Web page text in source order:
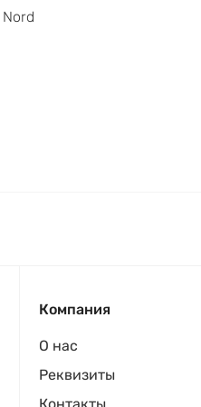
Компания
О нас
Реквизиты